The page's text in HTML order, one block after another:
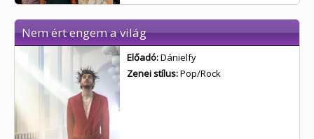
Nem ért engem a világ
Előadó:Dánielfy
Zenei stílus:Pop/Rock